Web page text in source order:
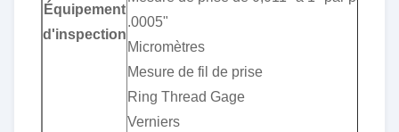
Équipement
d'inspection
.0005"
Micromètres
Mesure de fil de prise
Ring Thread Gage
Verniers